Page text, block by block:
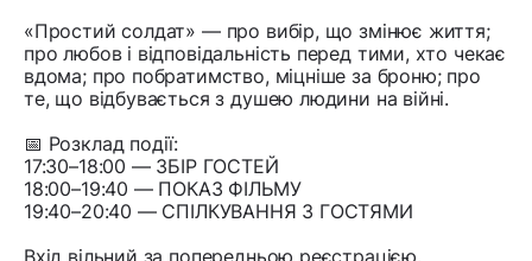
«Простий солдат» — про вибір, що змінює життя;
про любов і відповідальність перед тими, хто чекає
вдома; про побратимство, міцніше за броню; про
те, що відбувається з душею людини на війні.
📅 Розклад події:
17:30–18:00 — ЗБІР ГОСТЕЙ
18:00–19:40 — ПОКАЗ ФІЛЬМУ
19:40–20:40 — СПІЛКУВАННЯ З ГОСТЯМИ